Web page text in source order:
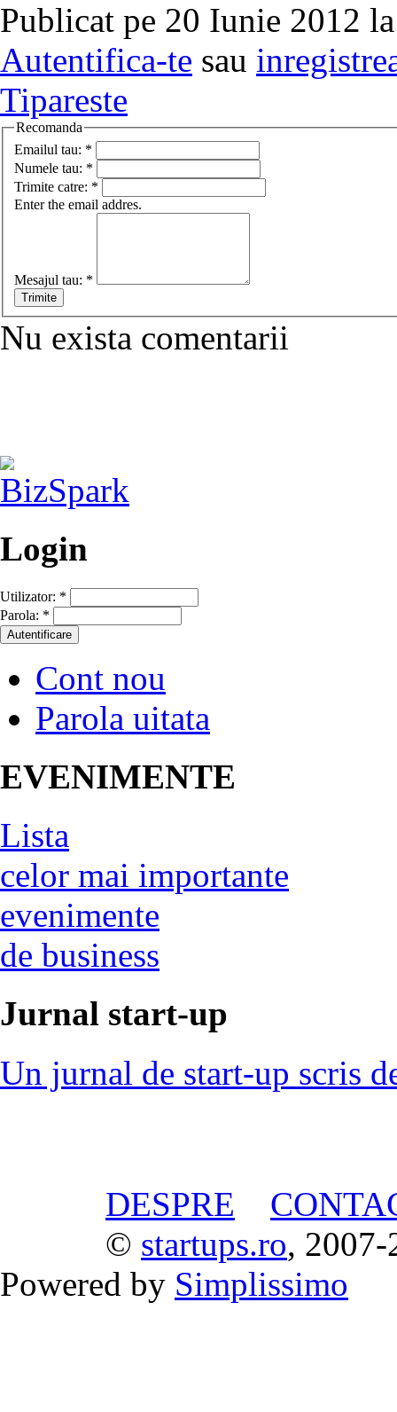
Publicat pe 20 Iunie 2012
Autentifica-te sau
Tipareste
Recomanda
Emailul tau: *
Numele tau: *
Trimite catre: *
Enter the email addres.
Mesajul tau: *
Nu exista comentarii
Login
Utilizator: *
Parola: *
Cont nou
Parola uitata
EVENIMENTE
Lista
celor mai importante
evenimente
de business
Jurnal start-up
Un jurnal de start-up scris
DESPRE
© startups.ro, 2007-
Powered by Simplissimo